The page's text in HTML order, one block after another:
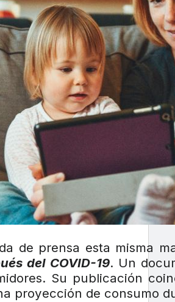
de prensa esta misma
del COVID-19. Un
Su publicación
proyección de consumo